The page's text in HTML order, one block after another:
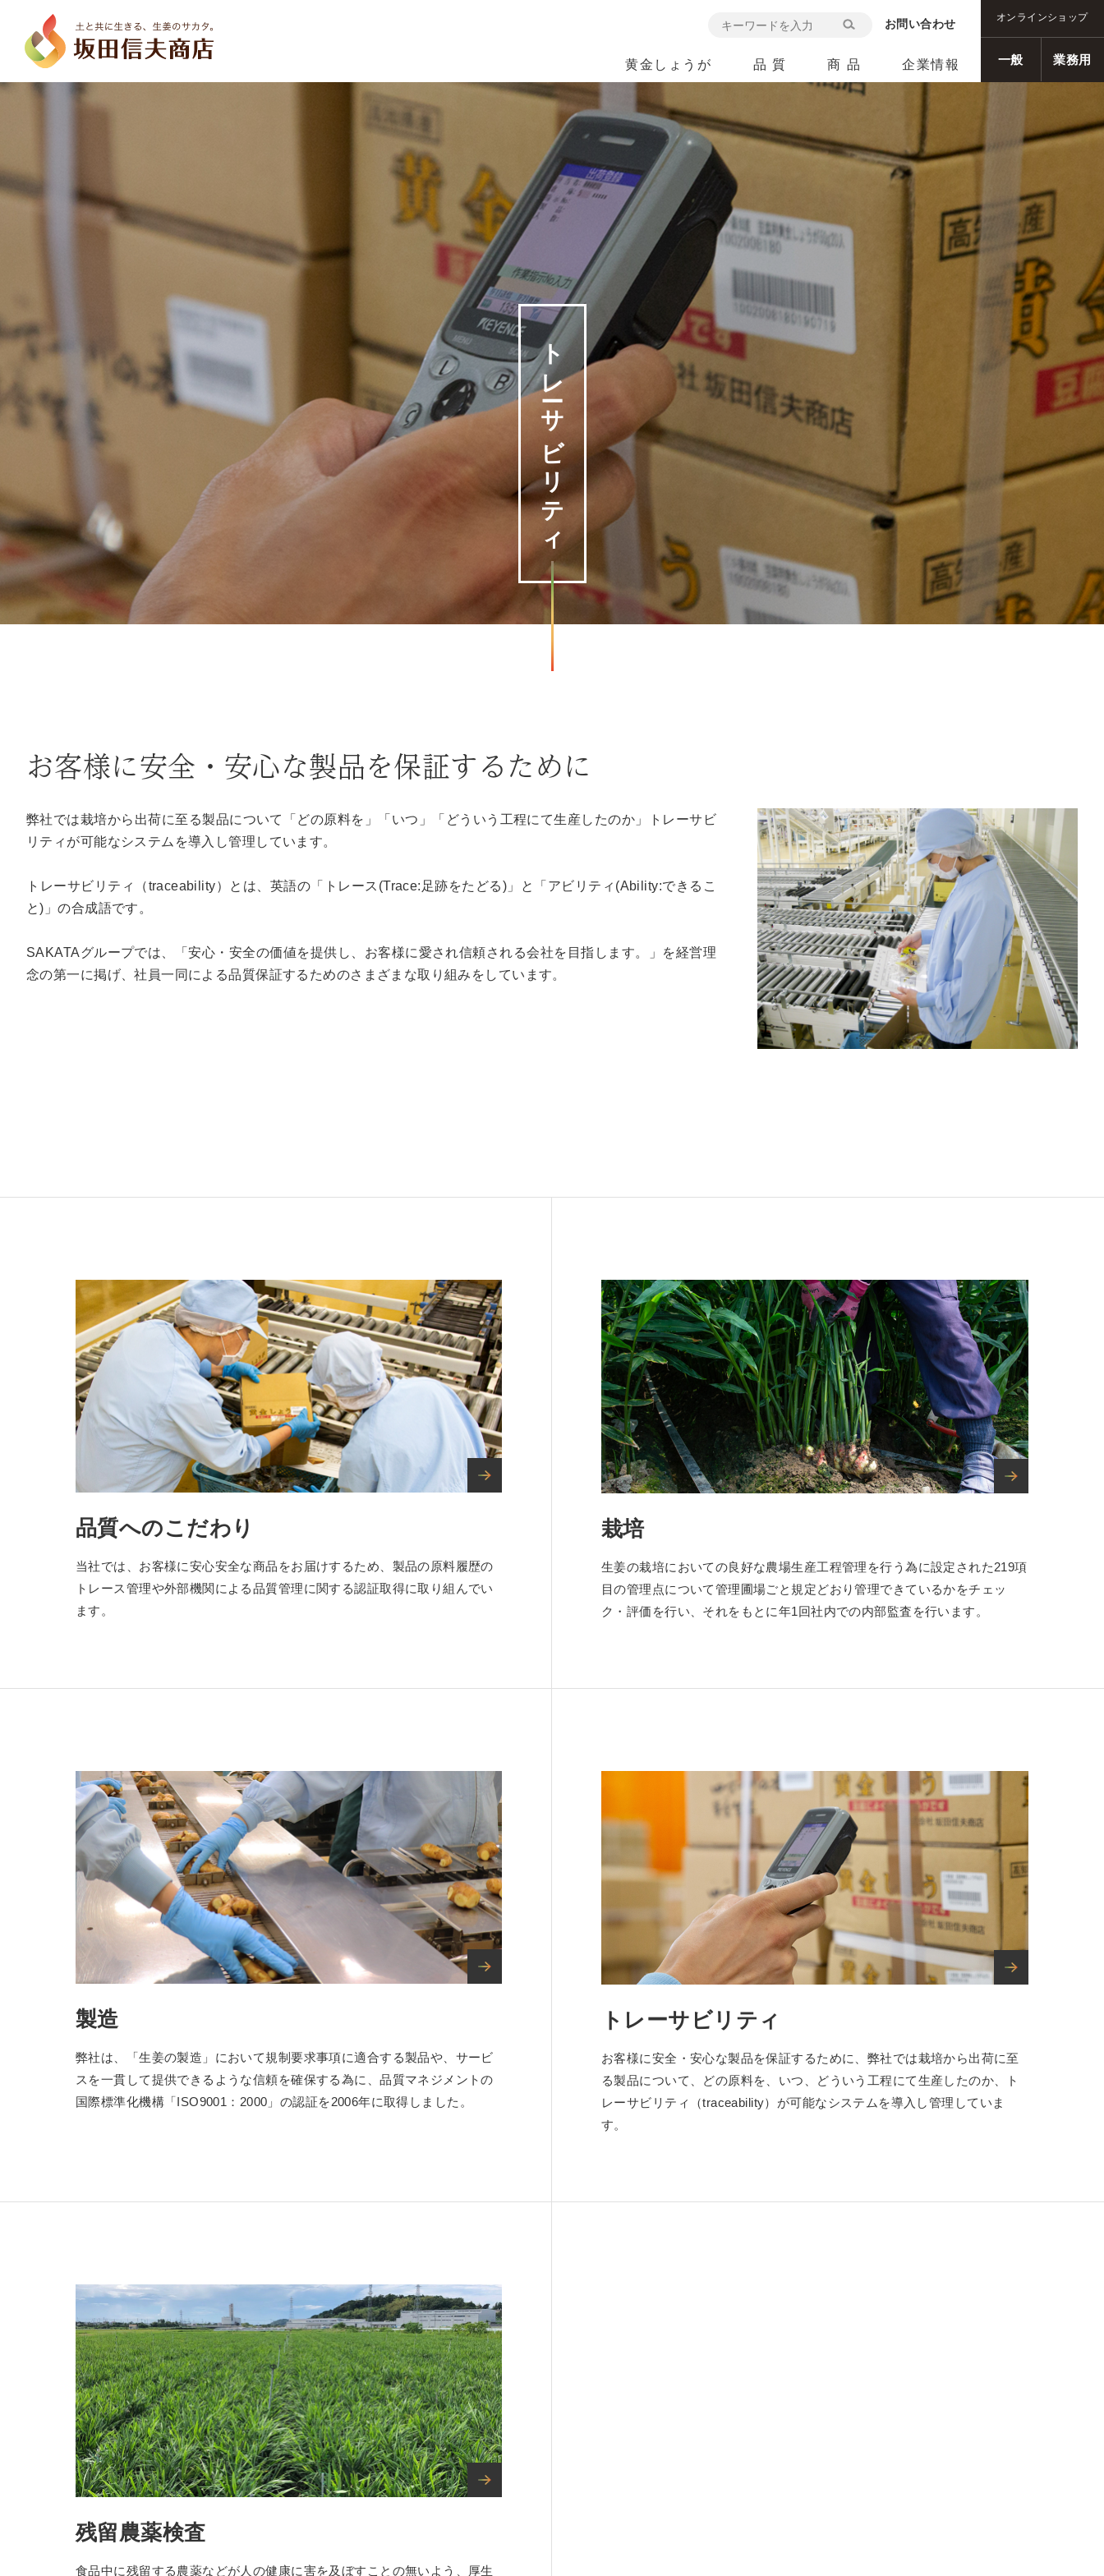
検
お問い合わせ
黄金しょうが 品 質 商 品 企業情報
オンラインショップ
一般 業務用
トレーサビリティ
お客様に安全・安心な製品を保証するために
弊社では栽培から出荷に至る製品について「どの原料を」「いつ」「どういう工程にて生産したのか」トレーサビ
リティが可能なシステムを導入し管理しています。
トレーサビリティ（traceability）とは、英語の「トレース(Trace:足跡をたどる)」と「アビリティ(Ability:できるこ
と)」の合成語です。
SAKATAグループでは、「安心・安全の価値を提供し、お客様に愛され信頼される会社を目指します。」を経営理
念の第一に掲げ、社員一同による品質保証するためのさまざまな取り組みをしています。
品質へのこだわり
当社では、お客様に安心安全な商品をお届けするため、製品の原料履歴の
トレース管理や外部機関による品質管理に関する認証取得に取り組んでい
ます。
栽培
生姜の栽培においての良好な農場生産工程管理を行う為に設定された219項
目の管理点について管理圃場ごと規定どおり管理できているかをチェッ
ク・評価を行い、それをもとに年1回社内での内部監査を行います。
製造
弊社は、「生姜の製造」において規制要求事項に適合する製品や、サービ
スを一貫して提供できるような信頼を確保する為に、品質マネジメントの
国際標準化機構「ISO9001：2000」の認証を2006年に取得しました。
トレーサビリティ
お客様に安全・安心な製品を保証するために、弊社では栽培から出荷に至
る製品について、どの原料を、いつ、どういう工程にて生産したのか、ト
レーサビリティ（traceability）が可能なシステムを導入し管理していま
す。
残留農薬検査
食品中に残留する農薬などが人の健康に害を及ぼすことの無いよう、厚生